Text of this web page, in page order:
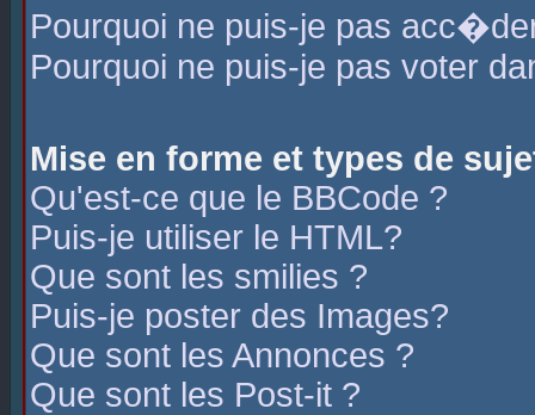
Pourquoi ne puis-je pas
Pourquoi ne puis-je pas voter
Mise en forme et types de
Qu'est-ce que le BBCode ?
Puis-je utiliser le HTML?
Que sont les smilies ?
Puis-je poster des Images?
Que sont les Annonces ?
Que sont les Post-it ?